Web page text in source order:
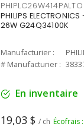
PHIPLC26W414PALTO
PHILIPS
26W G24Q34100K
Manufacturier :
# Manufacturier :
En inventaire
19,03 $ / ch Écofrais